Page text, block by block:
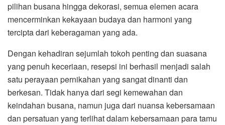
pilihan busana hingga dekorasi, semua elemen acara
mencerminkan kekayaan budaya dan harmoni yang
tercipta dari keberagaman yang ada.
Dengan kehadiran sejumlah tokoh penting dan suasana
yang penuh keceriaan, resepsi ini berhasil menjadi salah
satu perayaan pernikahan yang sangat dinanti dan
berkesan. Tidak hanya dari segi kemewahan dan
keindahan busana, namun juga dari nuansa kebersamaan
dan persatuan yang terlihat dalam kebersamaan para tamu